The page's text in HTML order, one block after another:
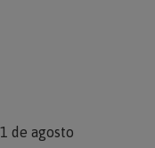
de agosto